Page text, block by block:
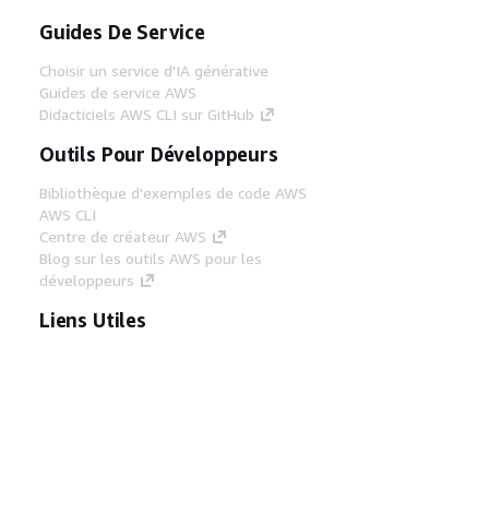
Guides De Service
Choisir un service d'IA générative
Guides de service AWS
Didacticiels AWS CLI sur GitHub
Outils Pour Développeurs
Bibliothèque d'exemples de code AWS
AWS CLI
Centre de créateur AWS
Blog sur les outils AWS pour les
développeurs
Liens Utiles